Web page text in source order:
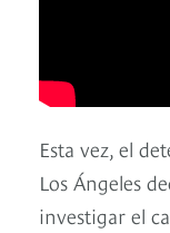
Esta vez, el
Los Ángeles
investigar el